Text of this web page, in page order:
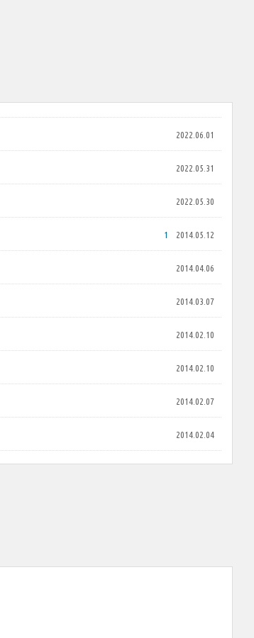
2022.06.01
2022.05.31
2022.05.30
2014.05.12
1
2014.04.06
2014.03.07
2014.02.10
2014.02.10
2014.02.07
2014.02.04